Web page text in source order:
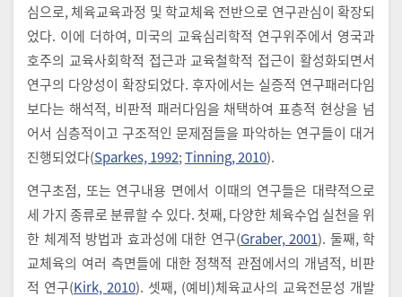
심으로, 체육교육과정 및 학교체육 전반으로 연구관심이 확장되
었다. 이에 더하여, 미국의 교육심리학적 연구위주에서 영국과
호주의 교육사회학적 접근과 교육철학적 접근이 활성화되면서
연구의 다양성이 확장되었다. 후자에서는 실증적 연구패러다임
보다는 해석적, 비판적 패러다임을 채택하여 표층적 현상을 넘
어서 심층적이고 구조적인 문제점들을 파악하는 연구들이 대거
진행되었다(Sparkes, 1992;Tinning, 2010).
연구초점, 또는 연구내용 면에서 이때의 연구들은 대략적으로
세 가지 종류로 분류할 수 있다. 첫째, 다양한 체육수업 실천을 위
한 체계적 방법과 효과성에 대한 연구(Graber, 2001). 둘째, 학
교체육의 여러 측면들에 대한 정책적 관점에서의 개념적, 비판
적 연구(Kirk, 2010). 셋째, (예비)체육교사의 교육전문성 개발